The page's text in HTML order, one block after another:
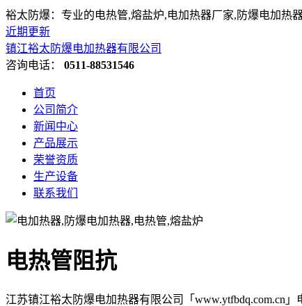
裕太防爆：专业的电热管,熔盐炉,电加热器厂家,防爆电加热
近期更新
镇江裕太防爆电加热器有限公司
咨询电话： 0511-88531546
首页
公司简介
新闻中心
产品展示
荣誉资质
生产设备
联系我们
电热管阻抗
江苏镇江裕太防爆电加热器有限公司「www.ytfbdq.com.cn